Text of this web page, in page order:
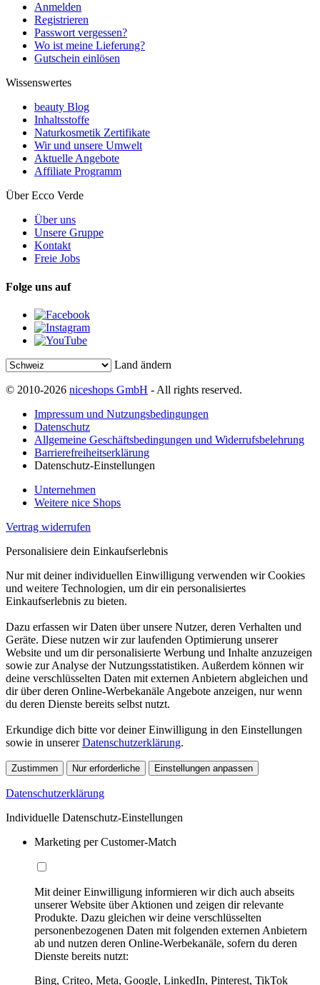
Anmelden
Registrieren
Passwort vergessen?
Wo ist meine Lieferung?
Gutschein einlösen
Wissenswertes
beauty Blog
Inhaltsstoffe
Naturkosmetik Zertifikate
Wir und unsere Umwelt
Aktuelle Angebote
Affiliate Programm
Über Ecco Verde
Über uns
Unsere Gruppe
Kontakt
Freie Jobs
Folge uns auf
Land ändern
© 2010-2026 niceshops GmbH - All rights reserved.
Impressum und Nutzungsbedingungen
Datenschutz
Allgemeine Geschäftsbedingungen und Widerrufsbelehrung
Barrierefreiheitserklärung
Datenschutz-Einstellungen
Unternehmen
Weitere nice Shops
Vertrag widerrufen
Personalisiere dein Einkaufserlebnis
Nur mit deiner individuellen Einwilligung verwenden wir Cookies
und weitere Technologien, um dir ein personalisiertes
Einkaufserlebnis zu bieten.
Dazu erfassen wir Daten über unsere Nutzer, deren Verhalten und
Geräte. Diese nutzen wir zur laufenden Optimierung unserer
Website und um dir personalisierte Werbung und Inhalte anzuzeigen
sowie zur Analyse der Nutzungsstatistiken. Außerdem können wir
deine verschlüsselten Daten mit externen Anbietern abgleichen und
dir über deren Online-Werbekanäle Angebote anzeigen, nur wenn
du deren Dienste bereits selbst nutzt.
Erkundige dich bitte vor deiner Einwilligung in den Einstellungen
sowie in unsererDatenschutzerklärung.
Zustimmen Nur erforderliche Einstellungen anpassen
Datenschutzerklärung
Individuelle Datenschutz-Einstellungen
Marketing per Customer-Match
Mit deiner Einwilligung informieren wir dich auch abseits
unserer Website über Aktionen und zeigen dir relevante
Produkte. Dazu gleichen wir deine verschlüsselten
personenbezogenen Daten mit folgenden externen Anbietern
ab und nutzen deren Online-Werbekanäle, sofern du deren
Dienste bereits nutzt:
Bing, Criteo, Meta, Google, LinkedIn, Pinterest, TikTok